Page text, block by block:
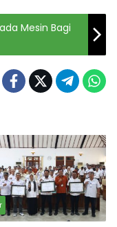
Mesin Bagi